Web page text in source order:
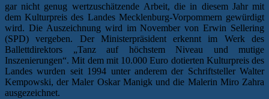
gar nicht genug wertzuschätzende Arbeit, die in diesem Jahr mit
dem Kulturpreis des Landes Mecklenburg-Vorpommern gewürdigt
wird. Die Auszeichnung wird im November von Erwin Sellering
(SPD) vergeben. Der Ministerpräsident erkennt im Werk des
Ballettdirektors „Tanz auf höchstem Niveau und mutige
Inszenierungen“. Mit dem mit 10.000 Euro dotierten Kulturpreis des
Landes wurden seit 1994 unter anderem der Schriftsteller Walter
Kempowski, der Maler Oskar Manigk und die Malerin Miro Zahra
ausgezeichnet.